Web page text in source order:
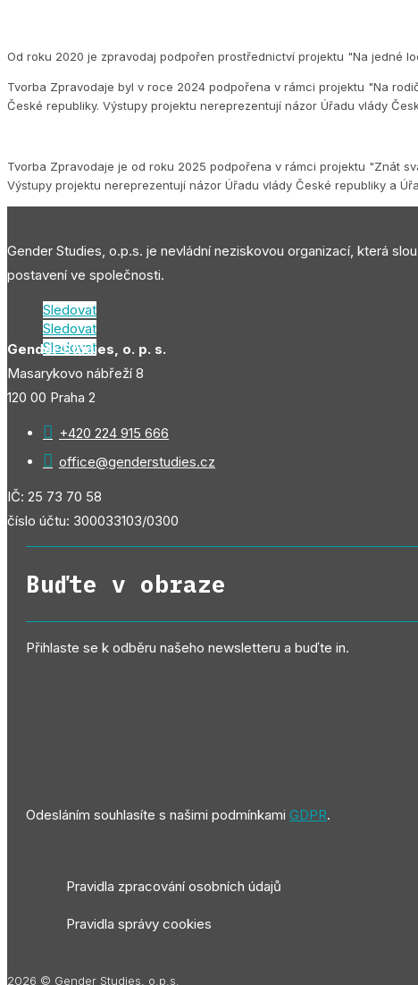
Od roku 2020 je zpravodaj podpořen prostřednictví projektu "Na jedné
Tvorba Zpravodaje byl v roce 2024 podpořena v rámci projektu "Na
České republiky. Výstupy projektu nereprezentují názor Úřadu vlády
Tvorba Zpravodaje je od roku 2025 podpořena v rámci projektu "Znát
Výstupy projektu nereprezentují názor Úřadu vlády České republiky a
Gender Studies, o.p.s. je nevládní neziskovou organizací, která
postavení ve společnosti.
Sledovat
Sledovat
Sledovat
Gender Studies, o. p. s.
Masarykovo nábřeží 8
120 00 Praha 2
 +420 224 915 666
 office@genderstudies.cz
IČ: 25 73 70 58
číslo účtu: 300033103/0300
Buďte v obraze
Přihlaste se k odběru našeho newsletteru a buďte in.
Odesláním souhlasíte s našimi podmínkami GDPR.
Pravidla zpracování osobních údajů
Pravidla správy cookies
2026 © Gender Studies, o.p.s.